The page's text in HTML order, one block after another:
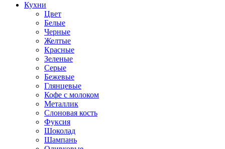
Кухни
Цвет
Белые
Черные
Желтые
Красные
Зеленые
Серые
Бежевые
Глянцевые
Кофе с молоком
Металлик
Слоновая кость
Фуксия
Шоколад
Шампань